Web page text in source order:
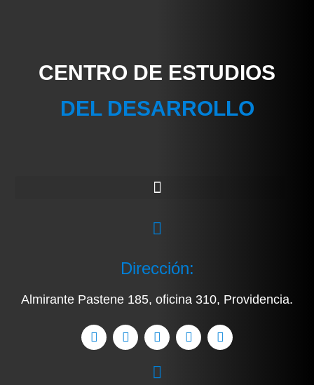
CENTRO DE ESTUDIOS
DEL DESARROLLO
Dirección:
Almirante Pastene 185, oficina 310, Providencia.